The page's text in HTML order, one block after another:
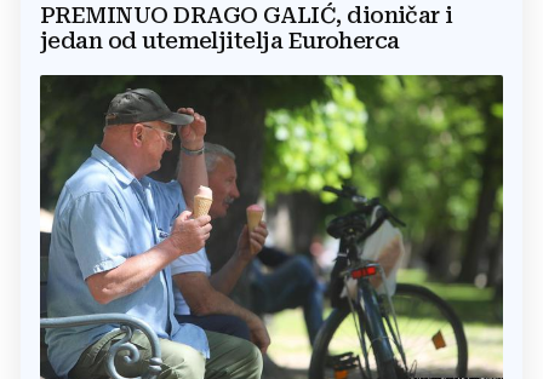
PREMINUO DRAGO GALIĆ, dioničar i
jedan od utemeljitelja Euroherca